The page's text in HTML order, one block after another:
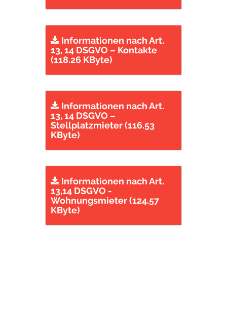
Informationen nach Art.
13, 14 DSGVO – Kontakte
(118.26 KByte)
Informationen nach Art.
13, 14 DSGVO –
Stellplatzmieter (116.53
KByte)
Informationen nach Art.
13,14 DSGVO -
Wohnungsmieter (124.57
KByte)